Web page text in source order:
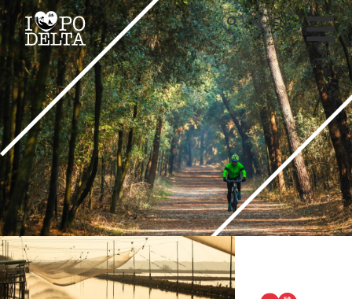
Delta del Po
Delta del Po
EN